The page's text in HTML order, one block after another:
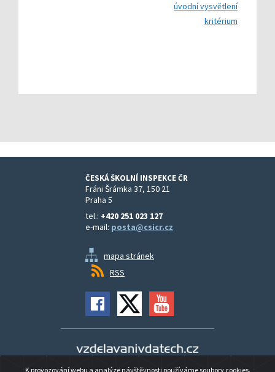
úvodní vysvětlení
kritérium
ČESKÁ ŠKOLNÍ INSPEKCE ČR
Fráni Šrámka 37, 150 21
Praha 5
tel.: +420 251 023 127
e-mail: posta@csicr.cz
mapa stránek
RSS
Vzdělávání v datech
K provozování webu a analýze návštěvnosti používáme soubory cookies.